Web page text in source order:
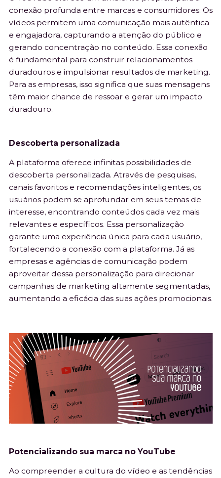
conexão profunda entre marcas e consumidores. Os
vídeos permitem uma comunicação mais autêntica
e engajadora, capturando a atenção do público e
gerando concentração no conteúdo. Essa conexão
é fundamental para construir relacionamentos
duradouros e impulsionar resultados de marketing.
Para as empresas, isso significa que suas mensagens
têm maior chance de ressoar e gerar um impacto
duradouro.
Descoberta personalizada
A plataforma oferece infinitas possibilidades de
descoberta personalizada. Através de pesquisas,
canais favoritos e recomendações inteligentes, os
usuários podem se aprofundar em seus temas de
interesse, encontrando conteúdos cada vez mais
relevantes e específicos. Essa personalização
garante uma experiência única para cada usuário,
fortalecendo a conexão com a plataforma. Já as
empresas e agências de comunicação podem
aproveitar dessa personalização para direcionar
campanhas de marketing altamente segmentadas,
aumentando a eficácia das suas ações promocionais.
Potencializando sua marca no YouTube
Ao compreender a cultura do vídeo e as tendências